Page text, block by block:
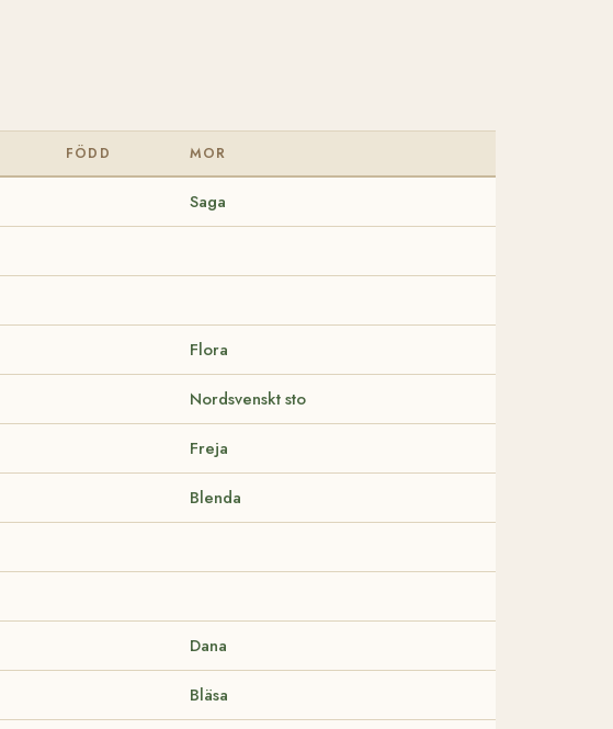
FÖDD MOR
Saga
Flora
Nordsvenskt sto
Freja
Blenda
Dana
Bläsa